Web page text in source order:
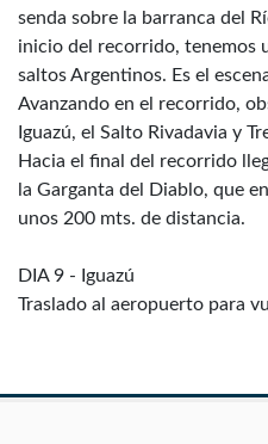
senda sobre la barranca del
inicio del recorrido, tenemos
saltos Argentinos. Es el
Avanzando en el recorrido,
Iguazú, el Salto Rivadavia y
Hacia el final del recorrido
la Garganta del Diablo, que
unos 200 mts. de distancia.
DIA 9 - Iguazú
Traslado al aeropuerto para